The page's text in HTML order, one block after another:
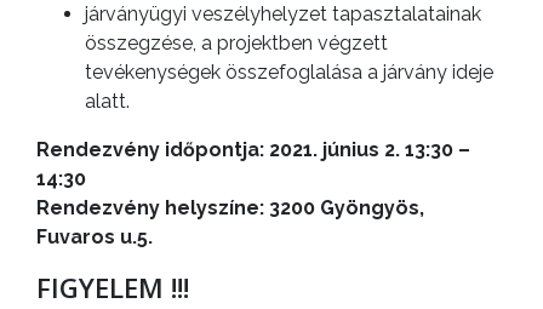
KÖLTSÉGVETÉSI
RENDELETEK
járványügyi veszélyhelyzet tapasztalatainak
összegzése, a projektben végzett
tevékenységek összefoglalása a járvány ideje
alatt.
Rendezvény időpontja: 2021. június 2. 13:30 –
14:30
Rendezvény helyszíne: 3200 Gyöngyös,
Fuvaros u.5.
FIGYELEM !!!